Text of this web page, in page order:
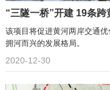
“三隧一桥”开建 19条
该项目将促进黄河两岸交通
拥河而兴的发展格局。
2020-12-30